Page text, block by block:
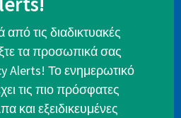
τις διαδικτυακές
τα προσωπικά σας
Alerts! Το ενημερωτικό
τις πιο πρόσφατες
και εξειδικευμένες